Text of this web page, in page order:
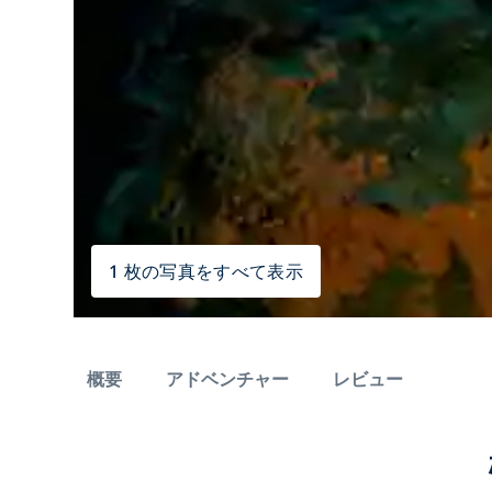
1 枚の写真をすべて表示
概要 アドベンチャー レビュー